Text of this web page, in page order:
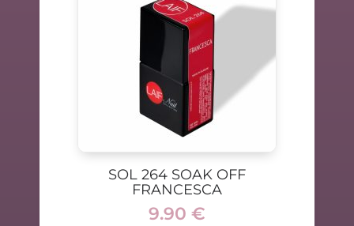
SOL 264 SOAK OFF
FRANCESCA
9.90 €